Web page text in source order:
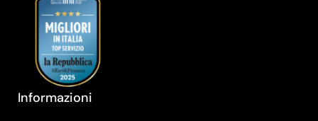
Informazioni